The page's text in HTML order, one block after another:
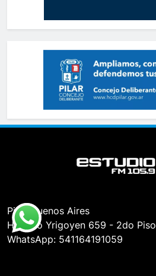
Pilar, Buenos Aires
Hipólito Yrigoyen 659 - 2do Piso
WhatsApp: 541164191059